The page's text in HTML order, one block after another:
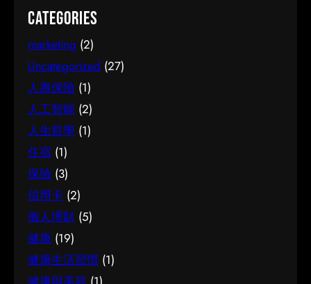
幫你少走冤枉路：先設定清晰的目標與預算、收
集足夠的資料再比較，以及保留彈性以應對變
化。把這些習慣養成，做選擇時自然更得心應
手。 因應需要選擇 不同的情境，對簿記服務的要
求也不一樣。先想清楚自己最常遇到的情況與優
先考量，再作選擇，就能避免買了用不上、或選
了不合適的尷尬，讓每一分付出都用得其所。 如
何選擇 在考慮簿記服務時，建議從自己的實際需
要出發，比較不同選擇的特點與條件，而非單看
價錢或表面資訊。多參考可靠來源、細閱詳情，
有助找到最切合需要的方案。想進一步了解相關
資訊，可以參考簿記服務，當中有更詳細的介
紹。 簿記服務是甚麼 要真正掌握簿記服務，第一
步是建立正確的基礎認知。很多誤解往往源於資
訊不足或一知半解，因此花點時間了解它的本質
阱，把時間與資源花在真正合適的地方，這也是
做足功課的價值所在。 事前要留意甚麼 在做決定
之前，有幾點值得特別留意。首先，每個人的情
況不盡相同，適合別人的未必適合自己；其次，
資訊來源是否可靠同樣關鍵。如有任何疑問，諮
詢相關範疇的專業人士，往往能得到更貼合個人
需要的建議。 聰明選擇的方法 幾個簡單的方法，
能幫你少走冤枉路：先設定清晰的目標與預算、
收集足夠的資料再比較，以及保留彈性以應對變
化。把這些習慣養成，做選擇時自然更得心應
手。 因應需要選擇 不同的情境，對腳腫 解決的
要求也不一樣。先想清楚自己最常遇到的情況與
優先考量，再作選擇，就能避免買了用不上、或
選了不合適的尷尬，讓每一分付出都用得其所。
如何選擇 在考慮腳腫 解決時，建議從自己的實際
作出更明智的決定。這篇文章會從不同角度，和
大家分享關於試管嬰兒的實用資訊。 它的重要性
認真了解試管嬰兒的好處顯而易見：當你清楚自
己面對的選擇與條件，便更容易避開常見的陷
阱，把時間與資源花在真正合適的地方，這也是
做足功課的價值所在。 事前要留意甚麼 在做決定
之前，有幾點值得特別留意。首先，每個人的情
況不盡相同，適合別人的未必適合自己；其次，
資訊來源是否可靠同樣關鍵。如有任何疑問，諮
詢相關範疇的專業人士，往往能得到更貼合個人
需要的建議。 聰明選擇的方法 幾個簡單的方法，
能幫你少走冤枉路：先設定清晰的目標與預算、
收集足夠的資料再比較，以及保留彈性以應對變
化。把這些習慣養成，做選擇時自然更得心應
手。 因應需要選擇 不同的情境，對試管嬰兒的要
求也不一樣。先想清楚自己最常遇到的情況與優
Categories
marketing (2)
Uncategorized (27)
人壽保險 (1)
人工智能 (2)
人生哲學 (1)
住宿 (1)
保險 (3)
信用卡 (2)
個人理財 (5)
健康 (19)
健康生活習慣 (1)